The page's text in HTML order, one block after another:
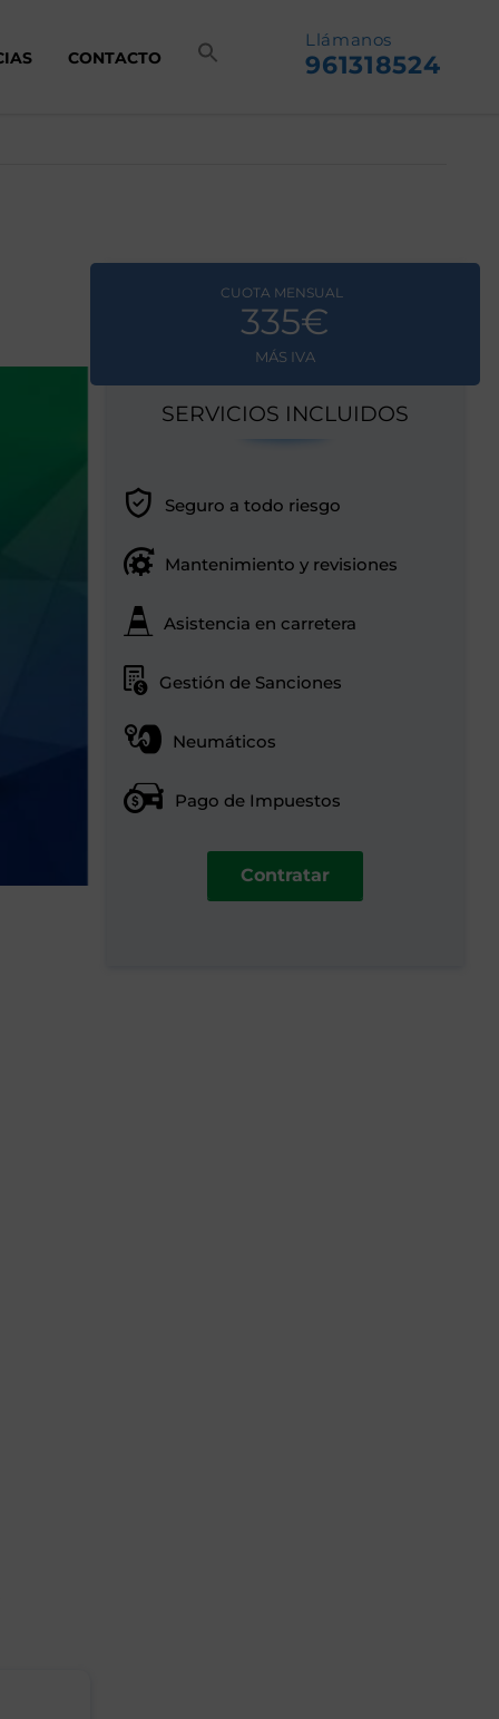
CONTACTO
Llámanos
961318524
CUOTA MENSUAL
335€
MÁS IVA
SERVICIOS INCLUIDOS
Seguro a todo riesgo
Mantenimiento y revisiones
Asistencia en carretera
Gestión de Sanciones
Neumáticos
Pago de Impuestos
Contratar